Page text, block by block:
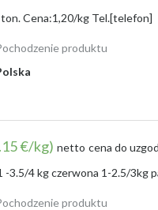
Takie ogłoszenia zwykle
ton. Cena:1,20/kg Tel.[telefon]
produktu
€/kg) netto cena do
produktu